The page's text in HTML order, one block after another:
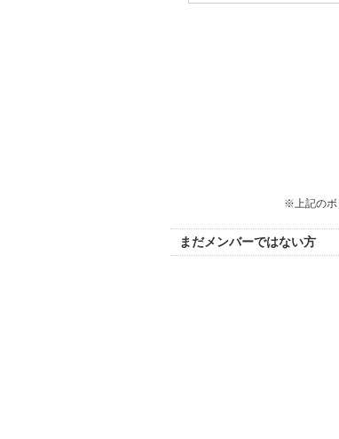
※上記のボ
まだメンバーではない方